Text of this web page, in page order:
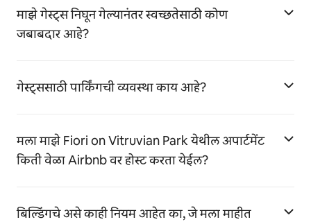
माझे गेस्ट्स निघून गेल्यानंतर स्वच्छतेसाठी कोण
जबाबदार आहे?
गेस्ट्ससाठी पार्किंगची व्यवस्था काय आहे?
मला माझे Fiori on Vitruvian Park येथील अपार्टमेंट
किती वेळा Airbnb वर होस्ट करता येईल?
बिल्डिंगचे असे काही नियम आहेत का, जे मला माहीत